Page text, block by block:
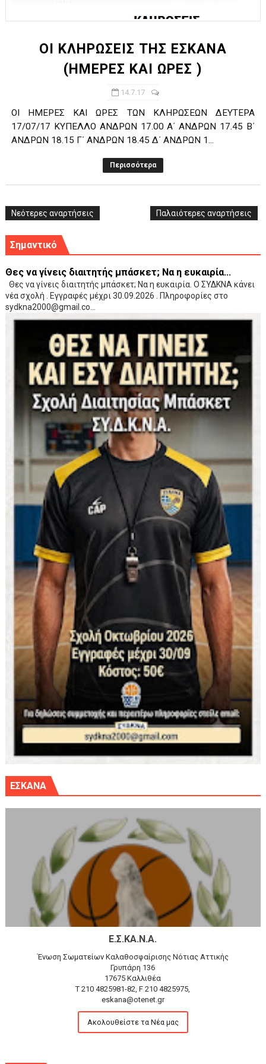
ΧΡΟΝΙΑ ΠΟΛΛΑ ΣΤΟ ΕΛΛΗΝΙΚΟ ΜΠΑΣΚΕΤ : 39Η ΕΠΕΤΕΙΟΣ ΑΠΟ
Ο δρόμος για τον 29ο τελικό κυπέλλου ανδρών ΕΣΚΑΝΑ
U21: Τεράστια πρόκριση για τον Πανελευσινιακό στον
Γ΄ανδρών play offs : "Σκληρό" καρύδι η Φιλία Περάματος
Play off B εφήβων Β φάση Στο f4 ΑΕ Ρέντη, Πέρα , Ερμής
ΟΙ ΚΛΗΡΩΣΕΙΣ ΤΗΣ ΕΣΚΑΝΑ
(ΗΜΕΡΕΣ ΚΑΙ ΩΡΕΣ )
14.7.17
ΟΙ ΗΜΕΡΕΣ ΚΑΙ ΩΡΕΣ ΤΩΝ ΚΛΗΡΩΣΕΩΝ ΔΕΥΤΕΡΑ
17/07/17 ΚΥΠΕΛΛΟ ΑΝΔΡΩΝ 17.00 Α΄ ΑΝΔΡΩΝ 17.45 Β΄
ΑΝΔΡΩΝ 18.15 Γ΄ ΑΝΔΡΩΝ 18.45 Δ΄ ΑΝΔΡΩΝ 1...
Περισσότερα
Νεότερες αναρτήσεις Παλαιότερες αναρτήσεις
Σημαντικό
Θες να γίνεις διαιτητής μπάσκετ; Να η ευκαιρία...
Θες να γίνεις διαιτητής μπάσκετ; Να η ευκαιρία. Ο ΣΥΔΚΝΑ κάνει
νέα σχολή . Εγγραφές μέχρι 30.09.2026 . Πληροφορίες στο
sydkna2000@gmail.co...
ΕΣΚΑΝΑ
Ε.Σ.ΚΑ.Ν.Α.
Ένωση Σωματείων Καλαθοσφαίρισης Νότιας Αττικής
Γρυπάρη 136
17675 Καλλιθέα
T 210 4825981-82, F 210 4825975,
eskana@otenet.gr
Ακολουθείστε τα Νέα μας